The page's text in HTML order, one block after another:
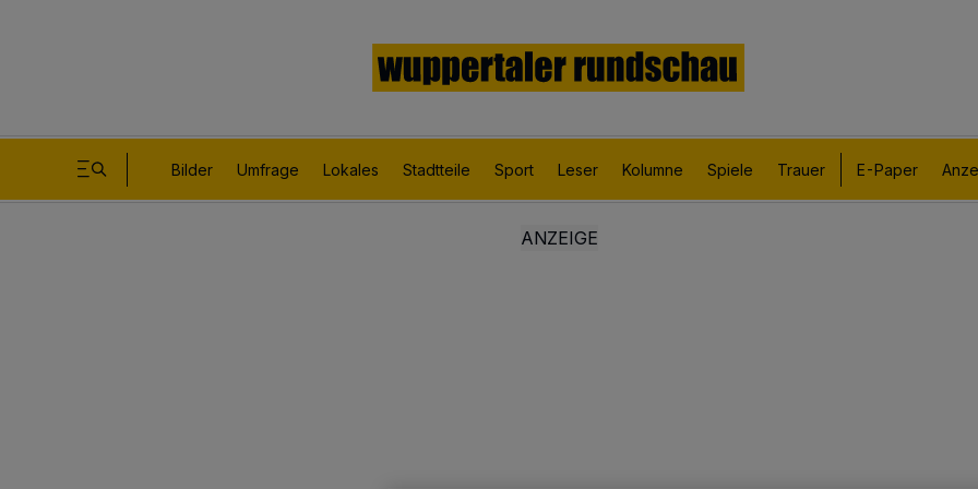
Bilder Umfrage Lokales Stadtteile Sport Leser Kolumne Spiele Trauer E-Paper